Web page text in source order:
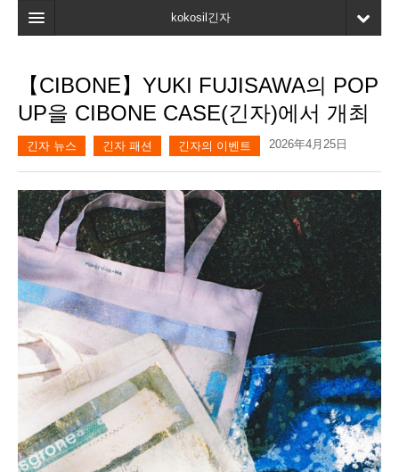
kokosil긴자
검색
최신정보
마이페이지
즐겨찾기
【CIBONE】YUKI FUJISAWA의 POP
UP을 CIBONE CASE(긴자)에서 개최
긴자 뉴스 긴자 패션 긴자의 이벤트 2026年4月25日